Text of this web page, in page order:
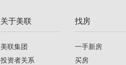
美联信心指数 较上周 0.7%
关于美联
美联集团
投资者关系
找房
一手新房
买房